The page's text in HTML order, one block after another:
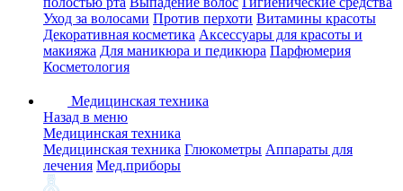
Уход за волосами Против перхоти Витамины красоты
Декоративная косметика Аксессуары для красоты и
макияжа Для маникюра и педикюра Парфюмерия
Косметология
Медицинская техника
Назад в меню
Медицинская техника
Медицинская техника Глюкометры Аппараты для
лечения Мед.приборы